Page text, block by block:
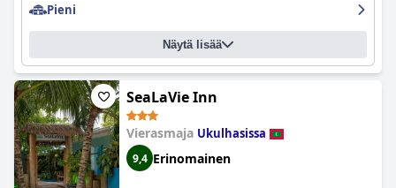
Pieni
Näytä lisää
SeaLaVie Inn
Vierasmaja Ukulhasissa
9,4 Erinomainen